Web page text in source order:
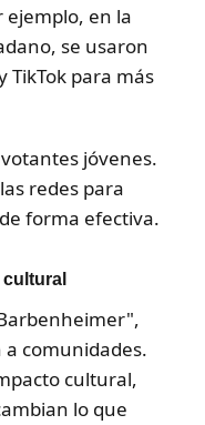
ejemplo, en la
se usaron
TikTok para más
jóvenes.
redes para
forma efectiva.
comunidades.
cultural,
lo que